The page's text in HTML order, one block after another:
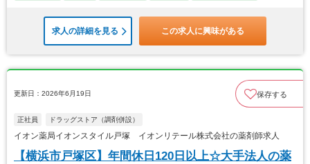
求人の詳細を見る この求人に興味がある
更新日：2026年6月19日 保存する
正社員 ドラッグストア（調剤併設）
イオン薬局イオンスタイル戸塚 イオンリテール株式会社の薬剤師求人
【横浜市戸塚区】年間休日120日以上☆大手法人の薬